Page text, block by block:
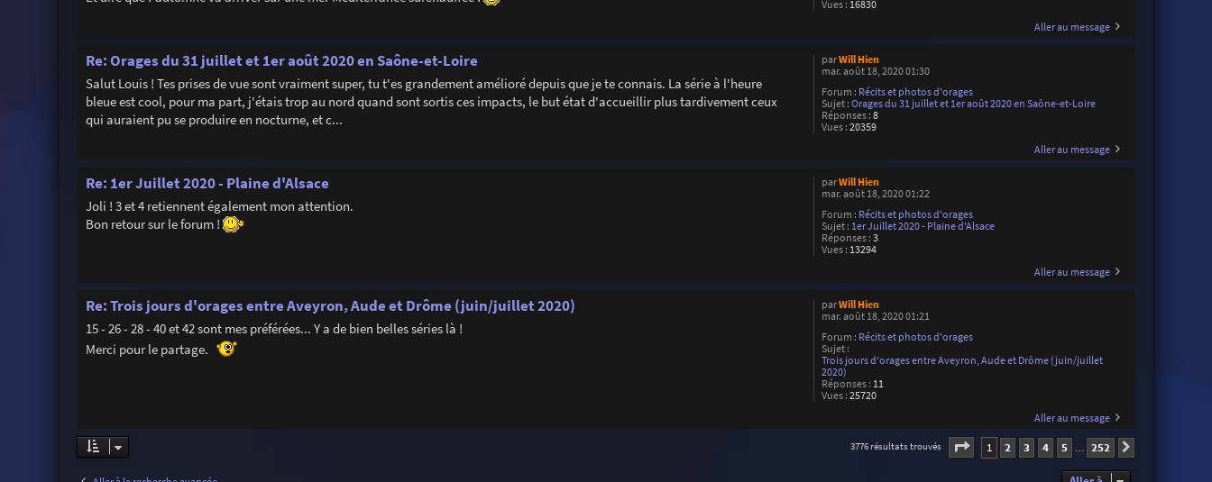
Vues : 16830
Aller au message
parWill Hien
mar. août 18, 2020 01:30
Forum : Récits et photos d'orages
Sujet : Orages du 31 juillet et 1er août 2020 en Saône-et-Loire
Réponses : 8
Vues : 20359
Re: Orages du 31 juillet et 1er août 2020 en Saône-et-Loire
Salut Louis ! Tes prises de vue sont vraiment super, tu t'es grandement amélioré depuis que je te connais. La série à l'heure
bleue est cool, pour ma part, j'étais trop au nord quand sont sortis ces impacts, le but état d'accueillir plus tardivement ceux
qui auraient pu se produire en nocturne, et c...
Aller au message
parWill Hien
mar. août 18, 2020 01:22
Forum : Récits et photos d'orages
Sujet : 1er Juillet 2020 - Plaine d'Alsace
Réponses : 3
Vues : 13294
Re: 1er Juillet 2020 - Plaine d'Alsace
Joli ! 3 et 4 retiennent également mon attention.
Bon retour sur le forum !
Aller au message
parWill Hien
mar. août 18, 2020 01:21
Forum : Récits et photos d'orages
Sujet :
Trois jours d'orages entre Aveyron, Aude et Drôme (juin/juillet
2020)
Réponses : 11
Vues : 25720
Re: Trois jours d'orages entre Aveyron, Aude et Drôme (juin/juillet 2020)
15 - 26 - 28 - 40 et 42 sont mes préférées... Y a de bien belles séries là !
Merci pour le partage.
Aller au message
3776 résultats trouvés Page 1sur252
1 2 3 4 5 252